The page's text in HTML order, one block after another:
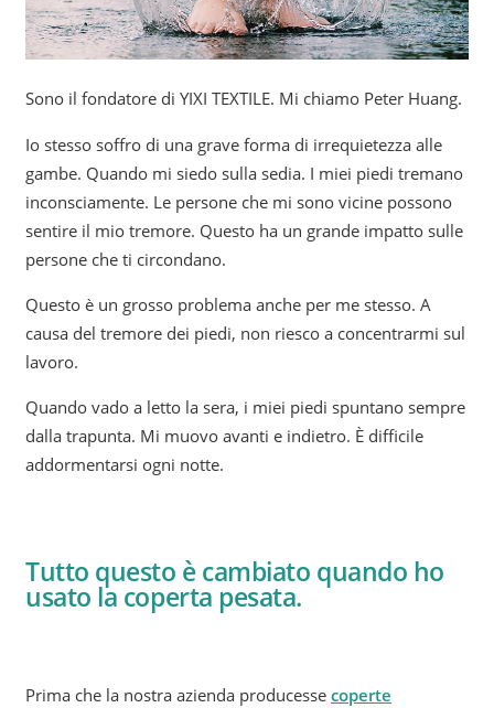
Sono il fondatore di YIXI TEXTILE. Mi chiamo Peter Huang.
Io stesso soffro di una grave forma di irrequietezza alle
gambe. Quando mi siedo sulla sedia. I miei piedi tremano
inconsciamente. Le persone che mi sono vicine possono
sentire il mio tremore. Questo ha un grande impatto sulle
persone che ti circondano.
Questo è un grosso problema anche per me stesso. A
causa del tremore dei piedi, non riesco a concentrarmi sul
lavoro.
Quando vado a letto la sera, i miei piedi spuntano sempre
dalla trapunta. Mi muovo avanti e indietro. È difficile
addormentarsi ogni notte.
Tutto questo è cambiato quando ho
usato la coperta pesata.
Prima che la nostra azienda producessecoperte